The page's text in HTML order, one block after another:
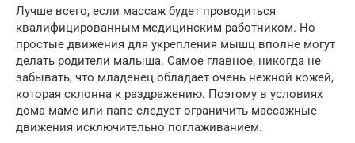
Лучше всего, если массаж будет проводиться
квалифицированным медицинским работником. Но
простые движения для укрепления мышц вполне могут
делать родители малыша. Самое главное, никогда не
забывать, что младенец обладает очень нежной кожей,
которая склонна к раздражению. Поэтому в условиях
дома маме или папе следует ограничить массажные
движения исключительно поглаживанием.